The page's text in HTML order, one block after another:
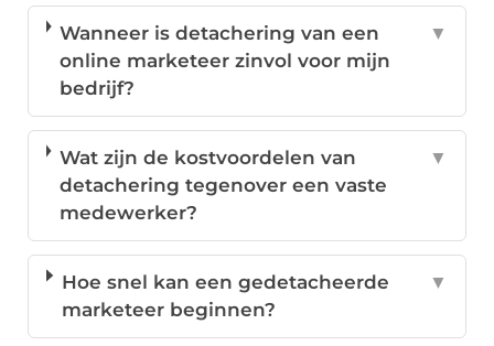
Wanneer is detachering van een
online marketeer zinvol voor mijn
bedrijf?
▼
Wat zijn de kostvoordelen van
detachering tegenover een vaste
medewerker?
▼
Hoe snel kan een gedetacheerde
marketeer beginnen?
▼